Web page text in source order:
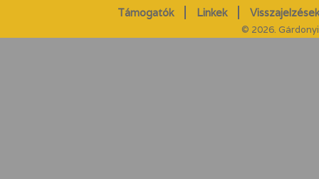
Támogatók Linkek
© 2026.